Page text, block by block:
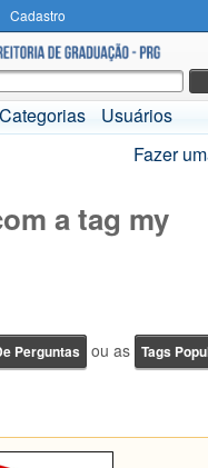
Cadastro
Categorias
Usuários
Fazer
a tag my
Perguntas ou as Tags